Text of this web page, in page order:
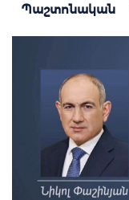
Պաշտոնական